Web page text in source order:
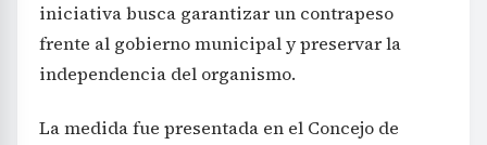
iniciativa busca garantizar un contrapeso
frente al gobierno municipal y preservar la
independencia del organismo.
La medida fue presentada en el Concejo de